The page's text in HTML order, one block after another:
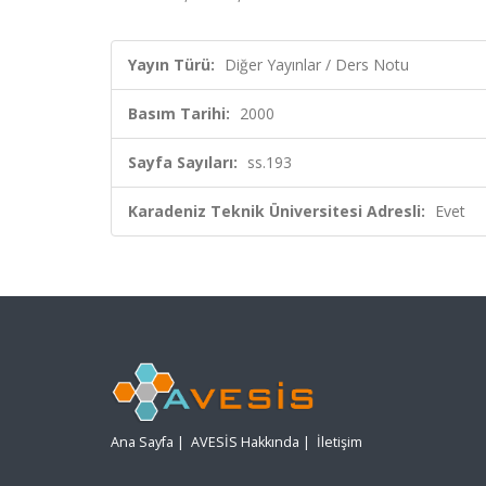
Yayın Türü: Diğer Yayınlar / Ders Notu
Basım Tarihi: 2000
Sayfa Sayıları: ss.193
Karadeniz Teknik Üniversitesi Adresli: Evet
Ana Sayfa | AVESİS Hakkında | İletişim